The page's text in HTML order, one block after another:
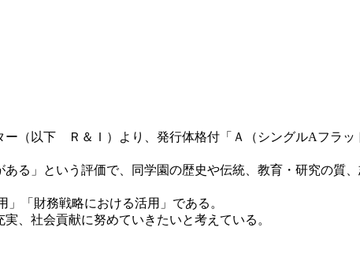
（以下 Ｒ＆Ｉ）より、発行体格付「Ａ（シングルAフラッ
る」という評価で、同学園の歴史や伝統、教育・研究の質
「財務戦略における活用」である。
、社会貢献に努めていきたいと考えている。